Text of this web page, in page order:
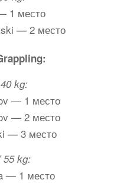
1 место
— 2 место
kg:
— 1 место
— 2 место
— 3 место
55 kg:
— 1 место